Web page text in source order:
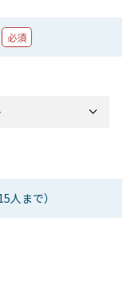
必須
人まで）